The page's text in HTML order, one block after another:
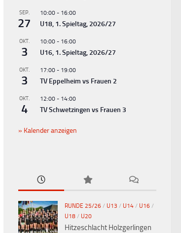
SEP.
27
10:00 - 16:00
U18, 1. Spieltag, 2026/27
OKT.
3
10:00 - 16:00
U16, 1. Spieltag, 2026/27
OKT.
3
17:00 - 19:00
TV Eppelheim vs Frauen 2
OKT.
4
12:00 - 14:00
TV Schwetzingen vs Frauen 3
Kalender anzeigen
RUNDE 25/26 / U13 / U14 / U16 /
U18 / U20
Hitzeschlacht Holzgerlingen